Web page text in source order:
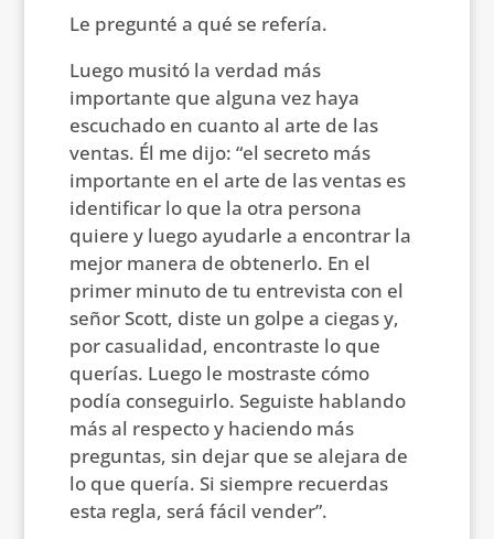
Le pregunté a qué se refería.
Luego musitó la verdad más
importante que alguna vez haya
escuchado en cuanto al arte de las
ventas. Él me dijo: “el secreto más
importante en el arte de las ventas es
identificar lo que la otra persona
quiere y luego ayudarle a encontrar la
mejor manera de obtenerlo. En el
primer minuto de tu entrevista con el
señor Scott, diste un golpe a ciegas y,
por casualidad, encontraste lo que
querías. Luego le mostraste cómo
podía conseguirlo. Seguiste hablando
más al respecto y haciendo más
preguntas, sin dejar que se alejara de
lo que quería. Si siempre recuerdas
esta regla, será fácil vender”.